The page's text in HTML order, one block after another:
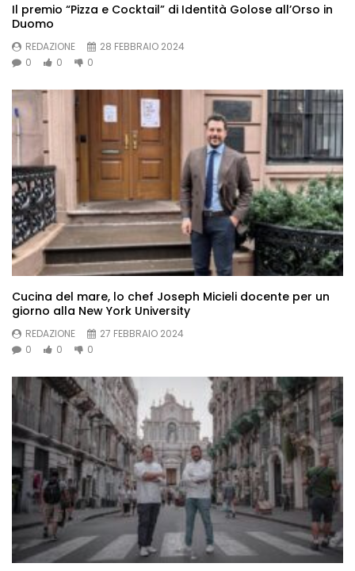
Il premio “Pizza e Cocktail” di Identità Golose all’Orso in
Duomo
REDAZIONE
28 FEBBRAIO 2024
0
0 0
Cucina del mare, lo chef Joseph Micieli docente per un
giorno alla New York University
REDAZIONE
27 FEBBRAIO 2024
0
0 0